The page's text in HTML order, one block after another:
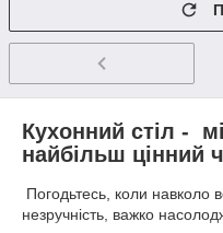
Кухонний стіл -
найбільш цінний
Погодьтесь, коли навколо
незручність, важко